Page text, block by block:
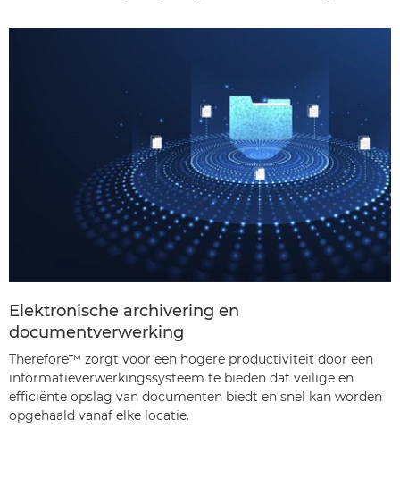
Elektronische archivering en
documentverwerking
Therefore™ zorgt voor een hogere productiviteit door een
informatieverwerkingssysteem te bieden dat veilige en
efficiënte opslag van documenten biedt en snel kan worden
opgehaald vanaf elke locatie.